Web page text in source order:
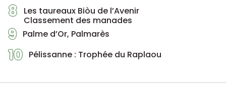
8
Les taureaux Biòu de l’Avenir
Classement des manades
9 Palme d’Or, Palmarès
10 Pélissanne : Trophée du Raplaou